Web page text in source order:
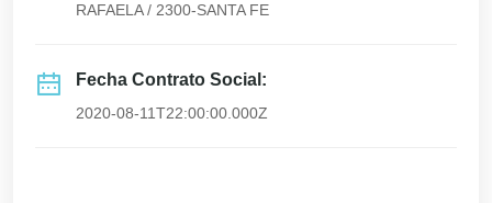
RAFAELA / 2300-SANTA FE
Fecha Contrato Social:
2020-08-11T22:00:00.000Z